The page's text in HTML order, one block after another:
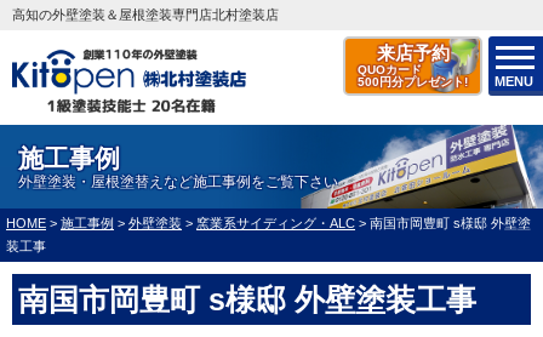
来店予約
QUOカード
500円分プレゼント!
MENU
高知の外壁塗装＆屋根塗装専門店北村塗装店
施工事例
外壁塗装・屋根塗替えなど施工事例をご覧下さい
HOME > 施工事例 > 外壁塗装 > 窯業系サイディング・ALC > 南国市岡豊町 s様邸 外壁塗
装工事
南国市岡豊町 s様邸 外壁塗装工事